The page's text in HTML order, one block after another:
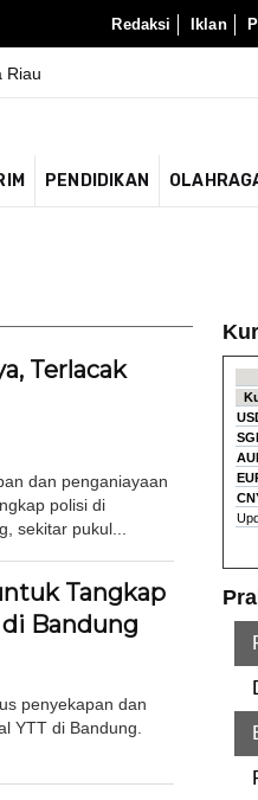
Redaksi Iklan
PENDIDIKAN
Terlacak
dan penganiayaan
polisi di
sekitar pukul...
Tangkap
Bandung
penyekapan dan
YTT di Bandung.